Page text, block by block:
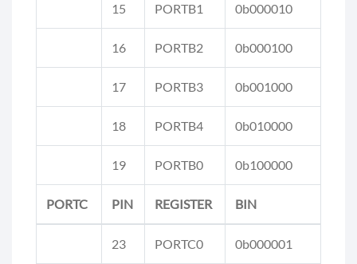
15 PORTB1 0b000010
16 PORTB2 0b000100
17 PORTB3 0b001000
18 PORTB4 0b010000
19 PORTB0 0b100000
PORTC PIN REGISTER BIN
23 PORTC0 0b000001